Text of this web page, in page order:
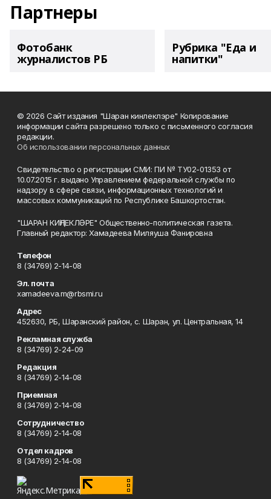
Партнеры
Фотобанк
журналистов РБ
Рубрика "Еда и
напитки"
© 2026 Сайт издания "Шаран кинлеклэре" Копирование
информации сайта разрешено только с письменного согласия
редакции.
Об использовании персональных данных
Свидетельство о регистрации СМИ: ПИ № ТУ02-01353 от
10.07.2015 г. выдано Управлением федеральной службы по
надзору в сфере связи, информационных технологий и
массовых коммуникаций по Республике Башкортостан.
"ШАРАН КИҢЛЕКЛӘРЕ" Общественно-политическая газета.
Главный редактор: Хамадеева Миляуша Фанировна
Телефон
8 (34769) 2-14-08
Эл. почта
xamadeeva.m@rbsmi.ru
Адрес
452630, РБ, Шаранский район, с. Шаран, ул. Центральная, 14
Рекламная служба
8 (34769) 2-24-09
Редакция
8 (34769) 2-14-08
Приемная
8 (34769) 2-14-08
Сотрудничество
8 (34769) 2-14-08
Отдел кадров
8 (34769) 2-14-08